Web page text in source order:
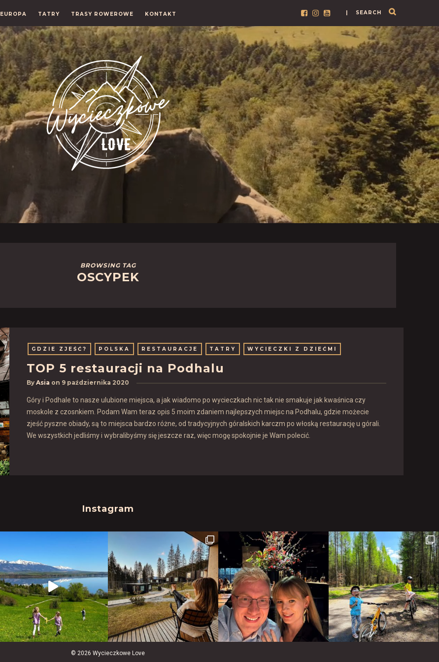
| SEARCH
EUROPA TATRY TRASY ROWEROWE KONTAKT
BROWSING TAG
OSCYPEK
GDZIE ZJEŚĆ? POLSKA RESTAURACJE TATRY WYCIECZKI Z DZIEĆMI
TOP 5 restauracji na Podhalu
By Asia on 9 października 2020
Góry i Podhale to nasze ulubione miejsca, a jak wiadomo po wycieczkach nic tak nie smakuje jak kwaśnica czy
moskole z czosnkiem. Podam Wam teraz opis 5 moim zdaniem najlepszych miejsc na Podhalu, gdzie możecie
zjeść pyszne obiady, są to miejsca bardzo różne, od tradycyjnych góralskich karczm po włoską restaurację u górali.
We wszystkich jedliśmy i wybralibyśmy się jeszcze raz, więc mogę spokojnie je Wam polecić.
Instagram
© 2026 Wycieczkowe Love